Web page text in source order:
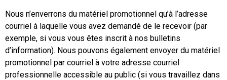
Nous n’enverrons du matériel promotionnel qu’à l’adresse
courriel à laquelle vous avez demandé de le recevoir (par
exemple, si vous vous êtes inscrit à nos bulletins
d’information). Nous pouvons également envoyer du matériel
promotionnel par courriel à votre adresse courriel
professionnelle accessible au public (si vous travaillez dans